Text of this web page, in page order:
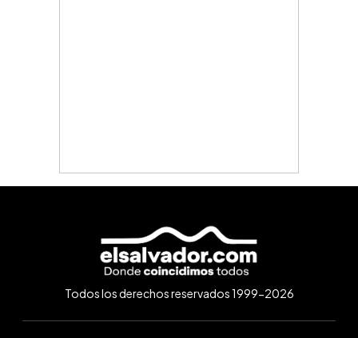
Todos los derechos reservados 1999-2026